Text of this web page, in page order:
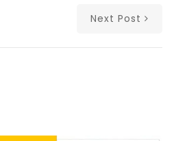
Next Post